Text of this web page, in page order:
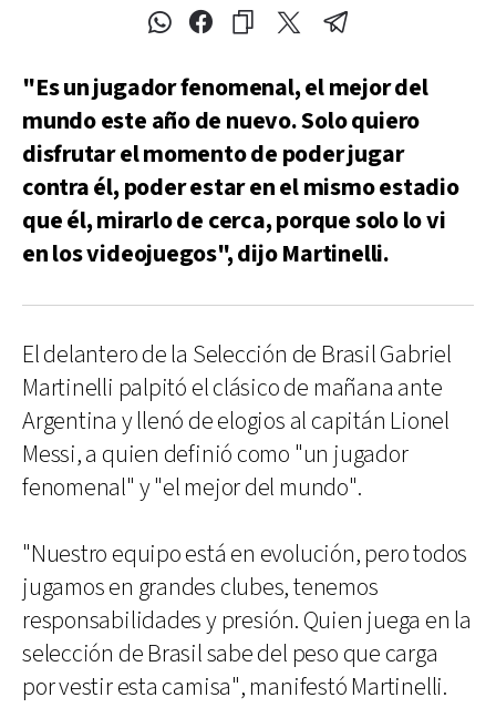
"Es un jugador fenomenal, el mejor del
mundo este año de nuevo. Solo quiero
disfrutar el momento de poder jugar
contra él, poder estar en el mismo estadio
que él, mirarlo de cerca, porque solo lo vi
en los videojuegos", dijo Martinelli.
El delantero de la Selección de Brasil Gabriel
Martinelli palpitó el clásico de mañana ante
Argentina y llenó de elogios al capitán Lionel
Messi, a quien definió como "un jugador
fenomenal" y "el mejor del mundo".
"Nuestro equipo está en evolución, pero todos
jugamos en grandes clubes, tenemos
responsabilidades y presión. Quien juega en la
selección de Brasil sabe del peso que carga
por vestir esta camisa", manifestó Martinelli.